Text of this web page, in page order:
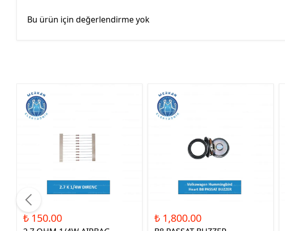
Bu ürün için değerlendirme yok
₺ 150.00 ₺ 1,800.00